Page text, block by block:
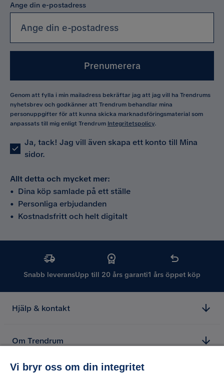
Ange din e-postadress
Prenumerera
Genom att fylla i min mailadress bekräftar jag att jag vill ha Trendrums
nyhetsbrev och godkänner att Trendrum behandlar mina
personuppgifter för att kunna skicka marknadsföringsmaterial som
anpassats till mig enligt Trendrum Integritetspolicy.
Ja, tack! Jag vill även skapa ett konto till Mina
sidor.
Allt detta och mycket mer:
• Dina köp samlade på ett ställe
• Personliga erbjudanden
• Kostnadsfritt och helt digitalt
Snabb leveransUpp till 20 års garanti1 års öppet köp
Hjälp & kontakt
Om Trendrum
Vi bryr oss om din integritet